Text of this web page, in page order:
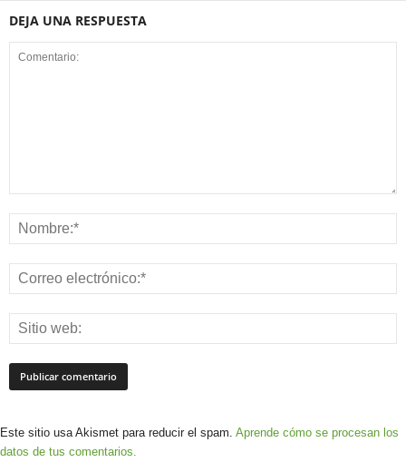
DEJA UNA RESPUESTA
Este sitio usa Akismet para reducir el spam. Aprende cómo se procesan los
datos de tus comentarios.